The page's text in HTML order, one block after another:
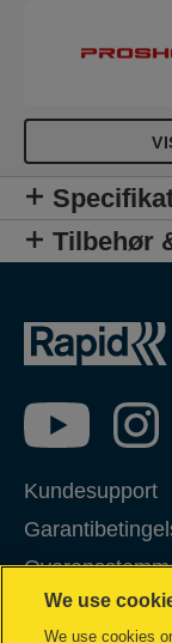
Tilbehør
Kundesupport
Packaging
We use
We use cookies